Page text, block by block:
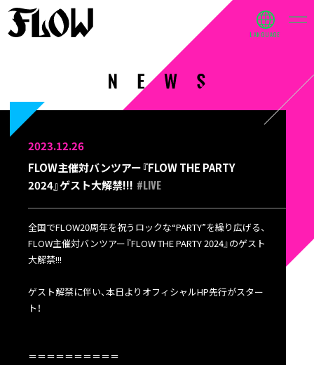
2023.12.26
FLOW主催対バンツアー『FLOW THE PARTY
2024』ゲスト大解禁!!! #LIVE
全国でFLOW20周年を祝うロックな“PARTY”を繰り広げる、
FLOW主催対バンツアー『FLOW THE PARTY 2024』のゲスト
大解禁!!!
ゲスト解禁に伴い、本日よりオフィシャルHP先行がスター
ト！
＝＝＝＝＝＝＝＝＝＝